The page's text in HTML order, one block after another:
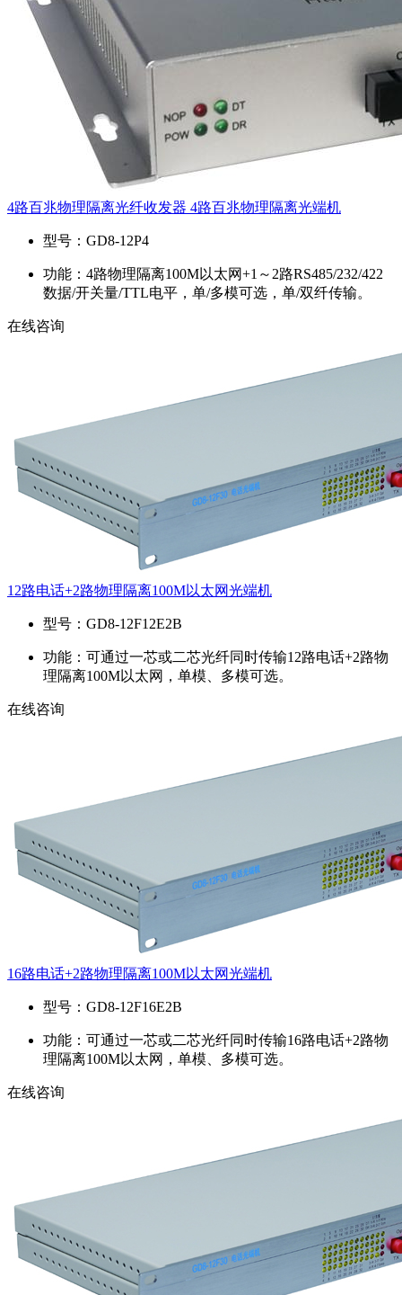
4路百兆物理隔离光纤收发器 4路百兆物理隔离光端机
型号： GD8-12P4
功能： 4路物理隔离100M以太网+1～2路RS485/232/422
数据/开关量/TTL电平，单/多模可选，单/双纤传输。
在线咨询
12路电话+2路物理隔离100M以太网光端机
型号： GD8-12F12E2B
功能： 可通过一芯或二芯光纤同时传输12路电话+2路物
理隔离100M以太网，单模、多模可选。
在线咨询
16路电话+2路物理隔离100M以太网光端机
型号： GD8-12F16E2B
功能： 可通过一芯或二芯光纤同时传输16路电话+2路物
理隔离100M以太网，单模、多模可选。
在线咨询